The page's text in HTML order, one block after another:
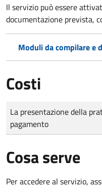
Il servizio può essere
documentazione prevista,
Moduli da compilare e
Costi
Tipo di pagamento
Importo
La presentazione della
pagamento
Cosa serve
Per accedere al servizio,